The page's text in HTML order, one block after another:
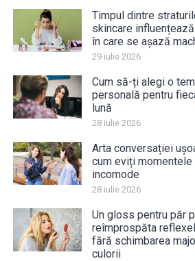
Timpul dintre
skincare
în care se așază
29 iulie 2026
Cum să-ți alegi o
personală pentru
lună
28 iulie 2026
Arta conversației
cum eviți momentele
incomode
28 iulie 2026
Un gloss pentru păr
reîmprospăta
fără schimbarea
culorii